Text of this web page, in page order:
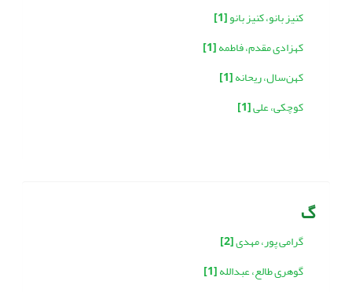
کنیز بانو، کنیز بانو[1]
کهزادی مقدم، فاطمه[1]
کهن‌سال، ریحانه[1]
کوچکی، علی[1]
گ
گرامی پور، مهدی[2]
گوهری طالع، عبدالله[1]